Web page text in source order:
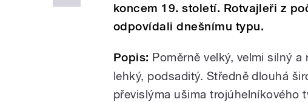
koncem 19. století. Rotvajleři z
odpovídali dnešnímu typu.
Popis: Poměrně velký, velmi silný
lehký, podsaditý. Středně dlouhá
převislýma ušima trojúhelníkového